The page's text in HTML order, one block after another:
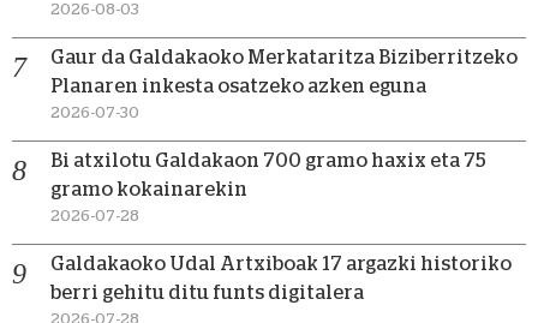
2026-08-03
Gaur da Galdakaoko Merkataritza Biziberritzeko
Planaren inkesta osatzeko azken eguna
2026-07-30
Bi atxilotu Galdakaon 700 gramo haxix eta 75
gramo kokainarekin
2026-07-28
Galdakaoko Udal Artxiboak 17 argazki historiko
berri gehitu ditu funts digitalera
2026-07-28